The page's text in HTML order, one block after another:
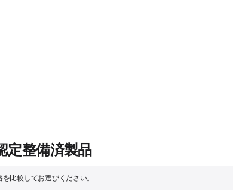
定整備済製品
比較してお選びください。